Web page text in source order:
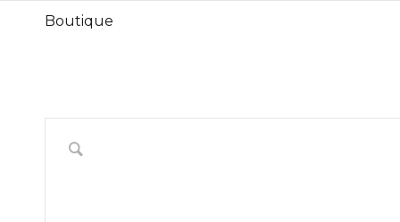
Boutique